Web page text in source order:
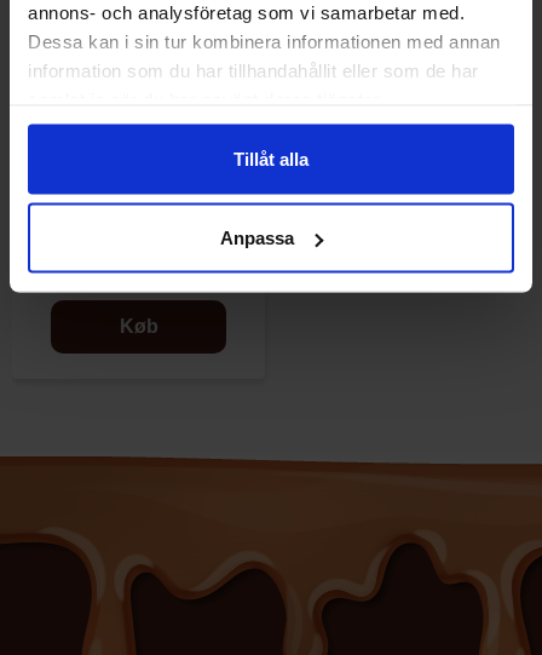
annons- och analysföretag som vi samarbetar med.
Dessa kan i sin tur kombinera informationen med annan
information som du har tillhandahållit eller som de har
Tillåt alla
Anpassa
Folieballong Dinosaurie Blå
79 kr 39.50 kr
Køb